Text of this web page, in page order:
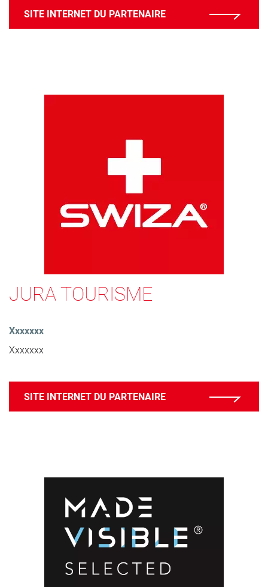
SITE INTERNET DU PARTENAIRE
JURA TOURISME
Xxxxxxx
Xxxxxxx
SITE INTERNET DU PARTENAIRE